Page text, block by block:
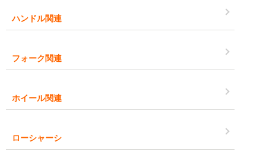
ハンドル関連
フォーク関連
ホイール関連
ローシャーシ